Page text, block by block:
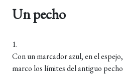
Un pecho
1.
Con un marcador azul, en el espejo,
marco los límites del antiguo pecho